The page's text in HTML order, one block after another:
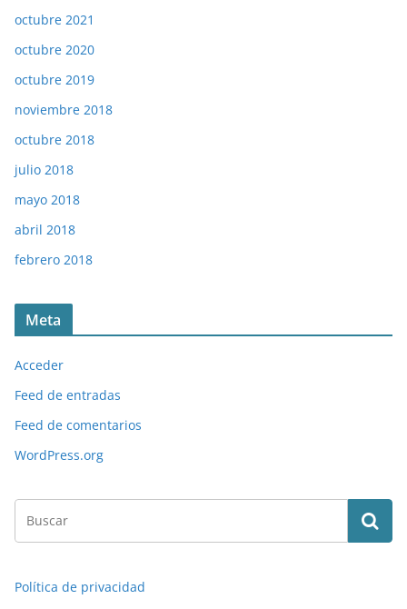
octubre 2021
octubre 2020
octubre 2019
noviembre 2018
octubre 2018
julio 2018
mayo 2018
abril 2018
febrero 2018
Meta
Acceder
Feed de entradas
Feed de comentarios
WordPress.org
Política de privacidad